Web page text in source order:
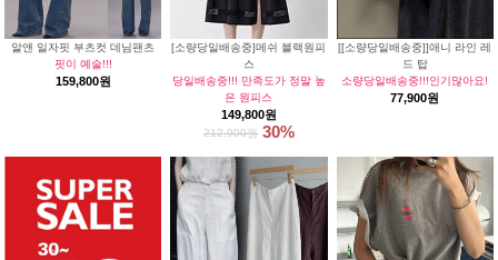
알앤 일자핏 부츠컷 데님팬츠
핏이 예술!!!
159,800원
[소량당일배송중]메쉬 블랙원피
스
당일배송중!!! 만족도가 정말 높
은 원피스
149,800원
212,900원 30%
[[소량당일배송중]]애니 라인 레
드 탑
소량당일배송중!!!인기많아요!
77,900원